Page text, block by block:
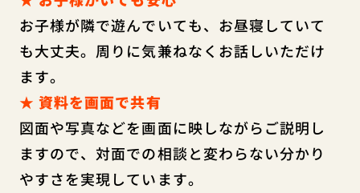
お子様が隣で遊んでいても、お昼寝していて
も大丈夫。周りに気兼ねなくお話しいただけ
ます。
★ 資料を画面で共有
図面や写真などを画面に映しながらご説明し
ますので、対面での相談と変わらない分かり
やすさを実現しています。